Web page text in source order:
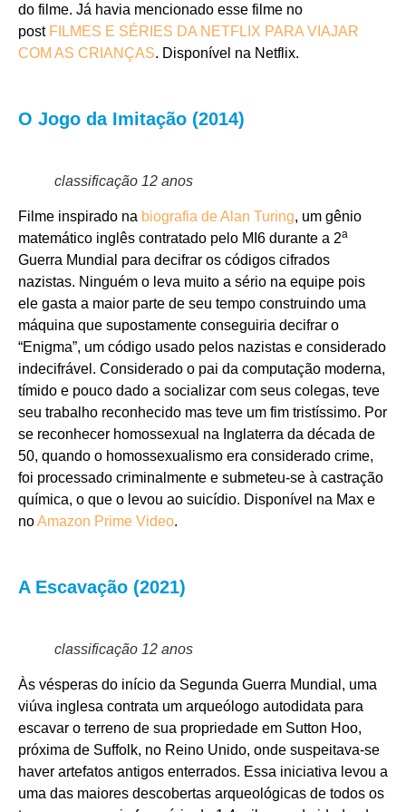
do filme. Já havia mencionado esse filme no
post FILMES E SÉRIES DA NETFLIX PARA VIAJAR
COM AS CRIANÇAS. Disponível na Netflix.
O Jogo da Imitação (2014)
classificação 12 anos
Filme inspirado na biografia de Alan Turing, um gênio
matemático inglês contratado pelo MI6 durante a 2a
Guerra Mundial para decifrar os códigos cifrados
nazistas. Ninguém o leva muito a sério na equipe pois
ele gasta a maior parte de seu tempo construindo uma
máquina que supostamente conseguiria decifrar o
“Enigma”, um código usado pelos nazistas e considerado
indecifrável. Considerado o pai da computação moderna,
tímido e pouco dado a socializar com seus colegas, teve
seu trabalho reconhecido mas teve um fim tristíssimo. Por
se reconhecer homossexual na Inglaterra da década de
50, quando o homossexualismo era considerado crime,
foi processado criminalmente e submeteu-se à castração
química, o que o levou ao suicídio. Disponível na Max e
noAmazon Prime Video.
A Escavação (2021)
classificação 12 anos
Às vésperas do início da Segunda Guerra Mundial, uma
viúva inglesa contrata um arqueólogo autodidata para
escavar o terreno de sua propriedade em Sutton Hoo,
próxima de Suffolk, no Reino Unido, onde suspeitava-se
haver artefatos antigos enterrados. Essa iniciativa levou a
uma das maiores descobertas arqueológicas de todos os